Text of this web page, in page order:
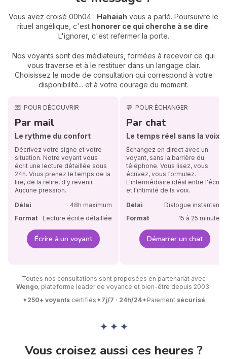
Vous avez croisé 00h04 : Hahaiah vous a parlé. Poursuivre le
rituel angélique, c'est honorer ce qui cherche à se dire.
L'ignorer, c'est refermer la porte.
Nos voyants sont des médiateurs, formées à recevoir ce qui
vous traverse et à le restituer dans un langage clair.
Choisissez le mode de consultation qui correspond à votre
disponibilité... et à votre courage du moment.
💌 POUR DÉCOUVRIR
Par mail
Le rythme du confort
Décrivez votre signe et votre
situation. Notre voyant vous
écrit une lecture détaillée sous
24h. Vous prenez le temps de la
lire, de la relire, d'y revenir.
Aucune pression.
Délai
48h maximum
Format
Lecture écrite détaillée
Écrire à un voyant
💬 POUR ÉCHANGER
Par chat
Le temps réel sans la voix
Échangez en direct avec un
voyant, sans la barrière du
téléphone. Vous lisez, vous
écrivez, vous formulez.
L'intermédiaire idéal entre l'écrit
et l'intimité de la voix.
Délai
Dialogue instantané
Format
15 à 25 minutes
Démarrer un chat
Toutes nos consultations sont proposées en partenariat avec
Wengo, plateforme leader de voyance et bien-être depuis 2003.
✦250+ voyantscertifiés✦7j/7 · 24h/24✦Paiement sécurisé
✦ ✦ ✦
Vous croisez aussi ces heures ?